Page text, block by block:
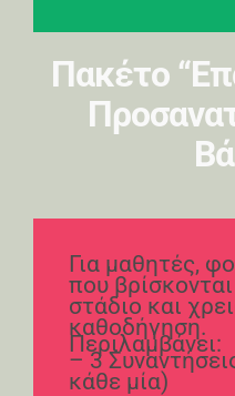
Πακέτο
Για μαθητές,
που
στάδιο και
καθοδήγηση.
Περιλαμβάνει:
– 3
κάθε μία)